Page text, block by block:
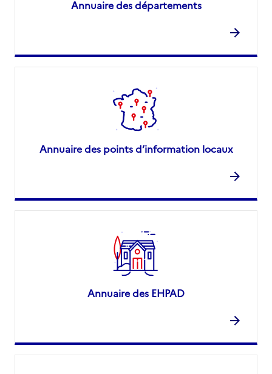
Annuaire des départements
Annuaire des points d’information locaux
Annuaire des EHPAD